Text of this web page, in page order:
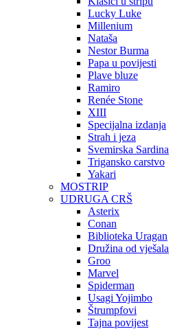
Lucky Luke
Millenium
Nataša
Nestor Burma
Papa u povijesti
Plave bluze
Ramiro
Renée Stone
XIII
Specijalna izdanja
Strah i jeza
Svemirska Sardina
Trigansko carstvo
Yakari
MOSTRIP
UDRUGA CRŠ
Asterix
Conan
Biblioteka Uragan
Družina od vješala
Groo
Marvel
Spiderman
Usagi Yojimbo
Štrumpfovi
Tajna povijest